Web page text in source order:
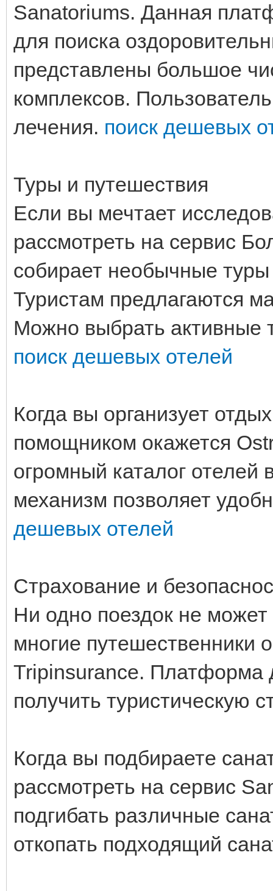
Sanatoriums. Данная
для поиска
представлены большое
комплексов.
лечения. поиск дешевых
Туры и путешествия
Если вы мечтает
рассмотреть на сервис
собирает необычные
Туристам предлагаются
Можно выбрать активные
поиск дешевых отелей
Когда вы организует
помощником окажется
огромный каталог отелей
механизм позволяет
дешевых отелей
Страхование и
Ни одно поездок не может
многие путешественники
Tripinsurance. Платформа
получить туристическую
Когда вы подбираете
рассмотреть на сервис
подгибать различные
откопать подходящий